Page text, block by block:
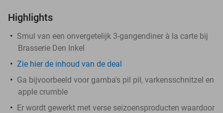
Highlights
Smul van een onvergetelijk 3-gangendiner à la carte bij
Brasserie Den Inkel
Zie hier de inhoud van de deal
Ga bijvoorbeeld voor gamba's pil pil, varkensschnitzel en
apple crumble
Er wordt gewerkt met verse seizoensproducten waardoor